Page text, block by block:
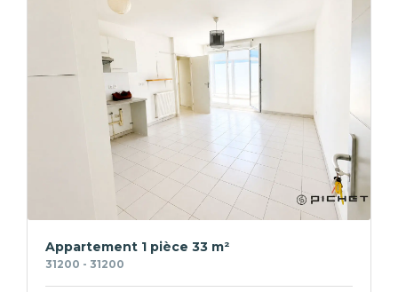
Appartement 1 pièce 33 m²
31200 - 31200